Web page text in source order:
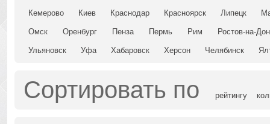
Кемерово Киев Краснодар Красноярск Липецк
Омск Оренбург Пенза Пермь Рим Ростов-на-
Ульяновск Уфа Хабаровск Херсон Челябинск
Сортировать по рейтингу